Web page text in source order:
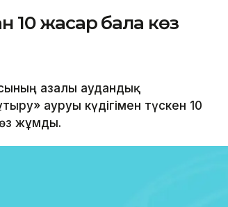
10 жасар бала көз
Қазалы аудандық
ауруы күдігімен түскен 10
жұмды.